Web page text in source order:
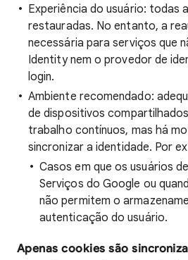
Experiência do usuário: todas
restauradas. No entanto, a
necessária para serviços que
Identity nem o provedor de
login.
Ambiente recomendado:
de dispositivos
trabalho contínuos, mas há
sincronizar a identidade. Por
Casos em que os usuários
Serviços do Google ou
não permitem o
autenticação do usuário.
Apenas cookies são